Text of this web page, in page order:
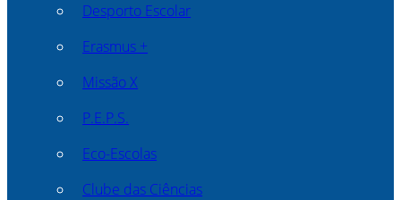
Desporto Escolar
Erasmus +
Missão X
P.E.P.S.
Eco-Escolas
Clube das Ciências